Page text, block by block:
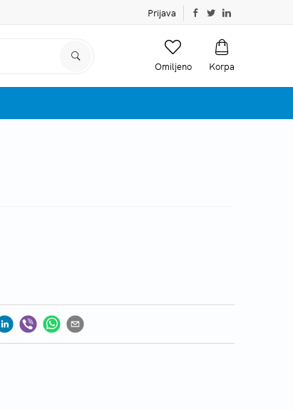
Prijava
Omiljeno Korpa